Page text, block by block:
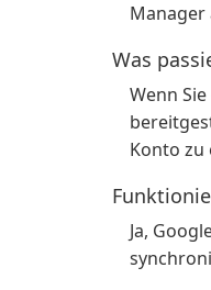
Was
Wenn
Konto zu
Ja,